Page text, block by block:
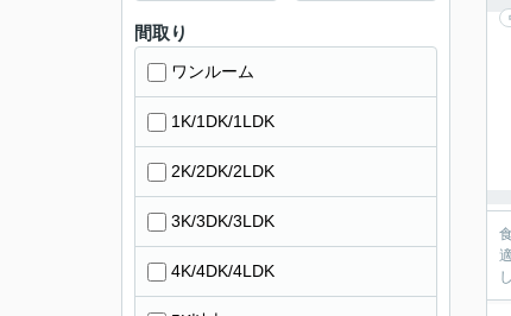
間取り
ワンルーム
1K/1DK/1LDK
2K/2DK/2LDK
3K/3DK/3LDK
4K/4DK/4LDK